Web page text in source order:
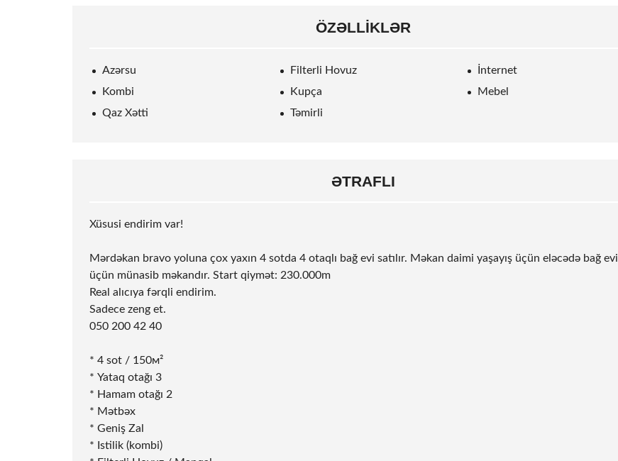
ÖZƏLLIKLƏR
Azərsu Filterli Hovuz
İnternet
Kombi
Kupça
Mebel
Qaz Xətti
Təmirli
ƏTRAFLI
Xüsusi endirim var!
Mərdəkan bravo yoluna çox yaxın 4 sotda 4 otaqlı bağ evi satılır. Məkan daimi yaşayış üçün eləcədə bağ evi
üçün münasib məkandır. Start qiymət: 230.000m
Real alıcıya fərqli endirim.
Sadece zeng et.
050 200 42 40
* ⁠4 sot / 150м²
* Yataq otağı 3
* Hamam otağı 2
* Mətbəx
* Geniş Zal
* Istilik (kombi)